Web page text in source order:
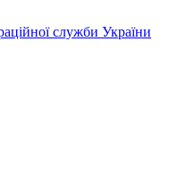
служби України